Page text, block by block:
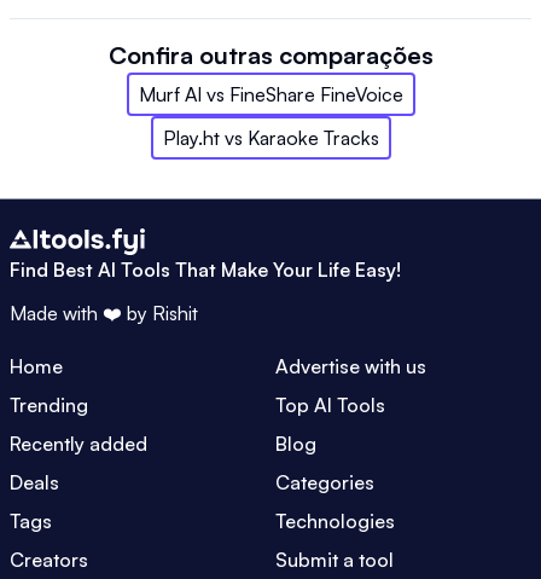
Confira outras comparações
Murf AI vs FineShare FineVoice
Play.htvs Karaoke Tracks
Find Best AI Tools That Make Your Life Easy!
Made with ❤️ by Rishit
Home
Advertise with us
Trending
Top AI Tools
Recently added
Blog
Deals
Categories
Tags
Technologies
Creators
Submit a tool